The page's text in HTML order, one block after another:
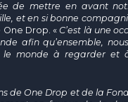
de mettre en avant
et en si bonne
One Drop. «C’est là une
afin qu’ensemble,
le monde à regarder et
de One Drop et de la